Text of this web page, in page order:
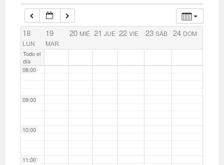
18
LUN
19
MAR
20 MIÉ 21 JUE 22 VIE 23 SÁB 24 DOM
Todo el
día
06:00
07:00
08:00
09:00
10:00
11:00